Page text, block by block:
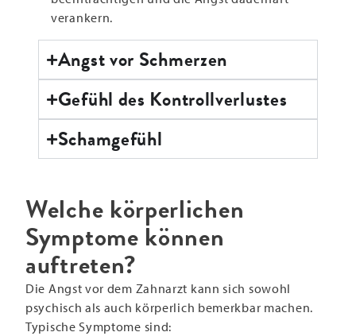
verankern.
Angst vor Schmerzen
Gefühl des Kontrollverlustes
Schamgefühl
Welche körperlichen
Symptome können
auftreten?
Die Angst vor dem Zahnarzt kann sich sowohl
psychisch als auch körperlich bemerkbar machen.
Typische Symptome sind: